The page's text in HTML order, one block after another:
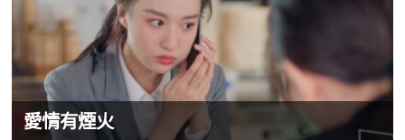
愛情有煙火